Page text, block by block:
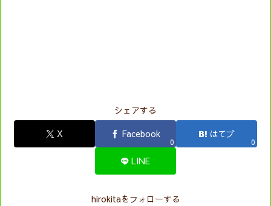
シェアする
X
Facebook
0
はてブ
0
LINE
hirokitaをフォローする